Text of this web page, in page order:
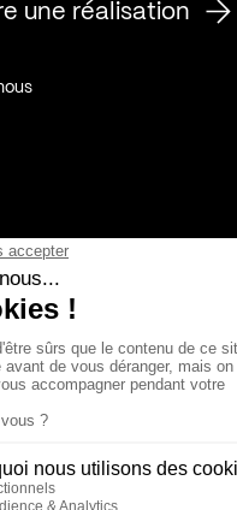
une réalisation
de Kollectif
de Kollectif
de Kollectif
Québec-1
1
v2com-1